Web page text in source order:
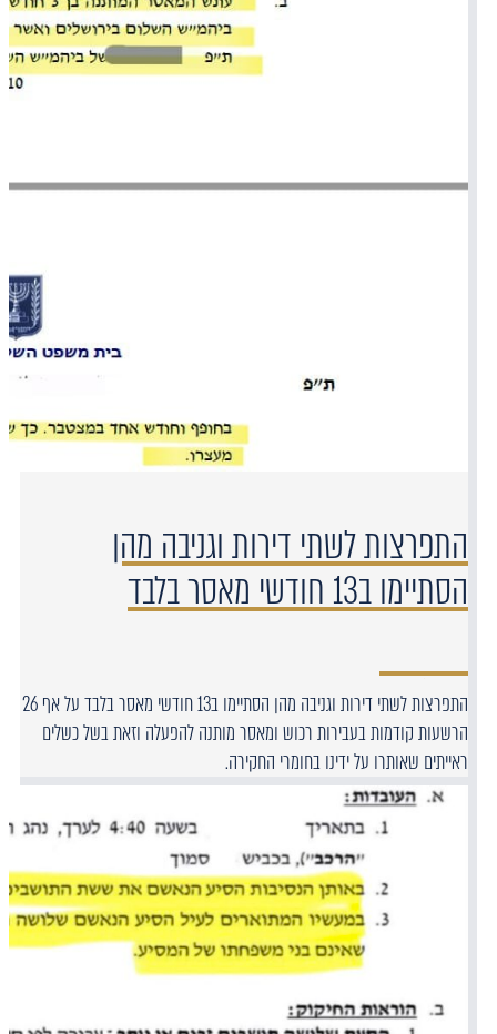
התפרצות לשתי דירות וגניבה מהן
הסתיימו ב13 חודשי מאסר בלבד
התפרצות לשתי דירות וגניבה מהן הסתיימו ב13 חודשי מאסר בלבד על אף 26
הרשעות קודמות בעבירות רכוש ומאסר מותנה להפעלה וזאת בשל כשלים
ראייתים שאותרו על ידינו בחומרי החקירה.